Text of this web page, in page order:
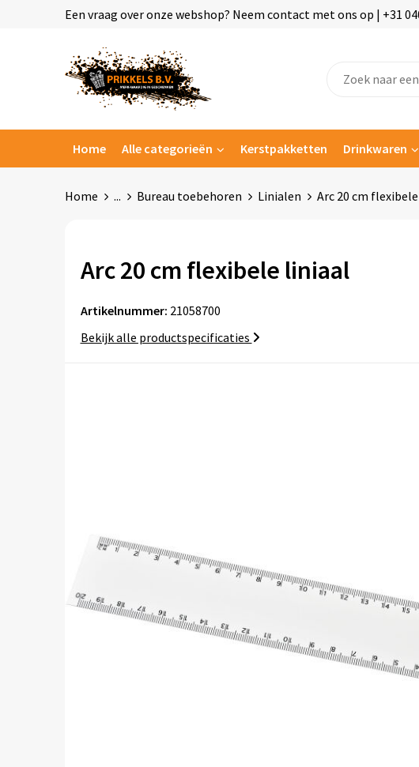
Een vraag over onze webshop? Neem contact met ons op | +31
Home Alle categorieën Kerstpakketten Drinkwaren
Home ... Bureau toebehoren Linialen Arc 20 cm
Arc 20 cm flexibele liniaal
Artikelnummer: 21058700
Bekijk alle productspecificaties